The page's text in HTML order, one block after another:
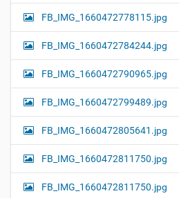
FB_IMG_1660472778115.jpg
FB_IMG_1660472784244.jpg
FB_IMG_1660472790965.jpg
FB_IMG_1660472799489.jpg
FB_IMG_1660472805641.jpg
FB_IMG_1660472811750.jpg
FB_IMG_1660472811750.jpg